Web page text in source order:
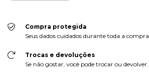
Compra protegida
Seus dados cuidados durante toda a compra.
Trocas e devoluções
Se não gostar, você pode trocar ou devolver.